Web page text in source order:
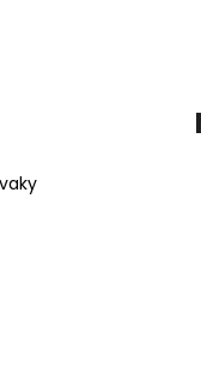
SKLÍČIDLO